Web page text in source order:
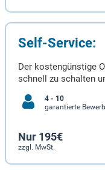
Self-Service:
Der kostengünstige
schnell zu schalten
4 - 10
garantierte
Nur 195€
zzgl. MwSt.